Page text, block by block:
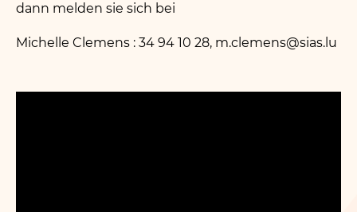
dann melden sie sich bei
Michelle Clemens : 34 94 10 28, m.​clemens@​sias.​lu